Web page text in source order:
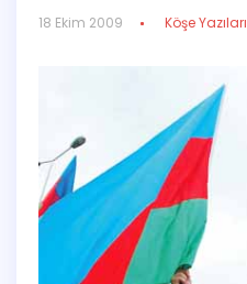
18 Ekim 2009 Köşe